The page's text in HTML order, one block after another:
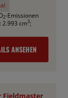
2-Emissionen
2.993 cm3;
ANSEHEN
Fieldmaster